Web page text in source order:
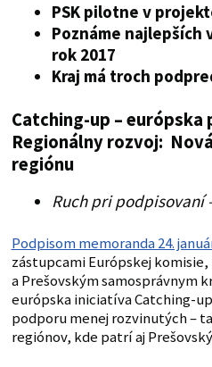
PSK pilotne v
Poznáme najlepších
rok 2017
Kraj má troch
Catching-up – európska
Regionálny rozvoj:
regiónu
Ruch pri podpisovaní
Podpisom memoranda 24.
zástupcami Európskej
a Prešovským samosprávnym
európska iniciatíva Catching-
podporu menej rozvinutých –
regiónov, kde patrí aj